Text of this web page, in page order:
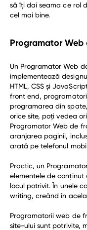
să îți dai seama ce rol
cel mai bine.
Programator
Un Programator Web
implementează
HTML, CSS și
front end,
programarea din
orice site, poți vedea
Programator Web de
aranjarea paginii,
arată pe telefonul
Practic, un
elementele de conținut
locul potrivit. În unele
writing, creând în
Programatorii web de
site-ului sunt potrivite,